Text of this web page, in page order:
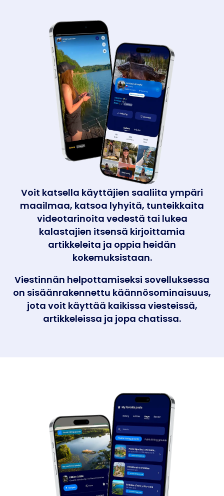
Voit katsella käyttäjien saaliita ympäri
maailmaa, katsoa lyhyitä, tunteikkaita
videotarinoita vedestä tai lukea
kalastajien itsensä kirjoittamia
artikkeleita ja oppia heidän
kokemuksistaan.
Viestinnän helpottamiseksi sovelluksessa
on sisäänrakennettu käännösominaisuus,
jota voit käyttää kaikissa viesteissä,
artikkeleissa ja jopa chatissa.